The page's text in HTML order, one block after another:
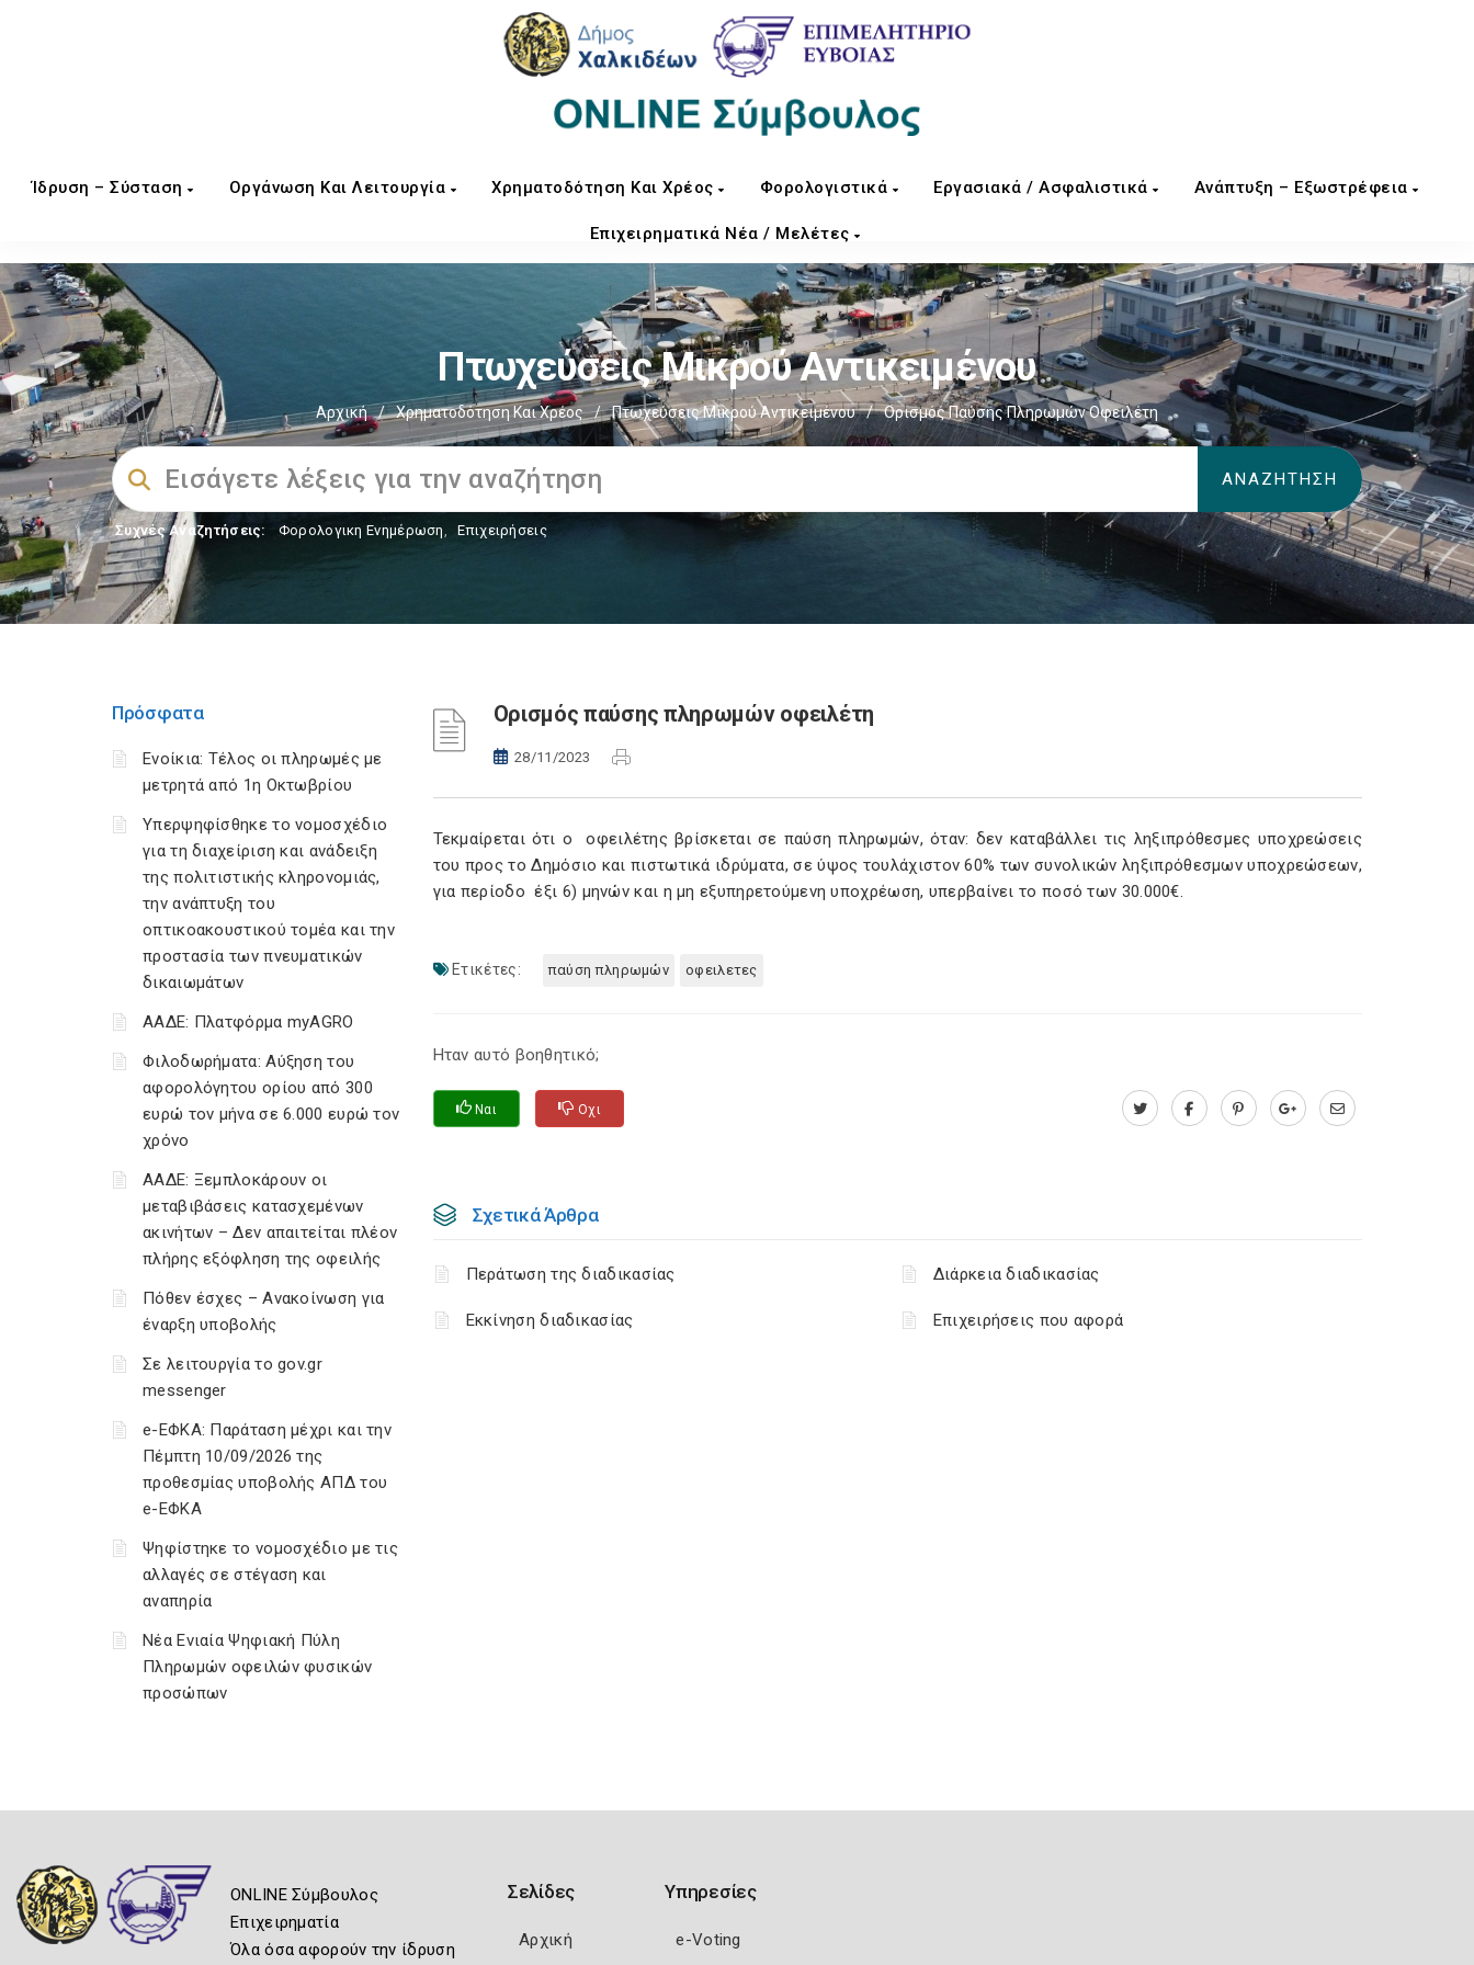
Ίδρυση – Σύσταση Οργάνωση Και Λειτουργία Χρηματοδότηση Και Χρέος Φορολογιστικά Εργασιακά / Ασφαλιστικά Ανάπτυξη – Εξωστρέφεια
Επιχειρηματικά Νέα / Μελέτες
Πτωχεύσεις Μικρού Αντικειμένου
Αρχική / Χρηματοδότηση Και Χρέος / Πτωχεύσεις Μικρού Αντικειμένου / Ορισμός Παύσης Πληρωμών Οφειλέτη
Συχνές Αναζητήσεις: Φορολογικη Ενημέρωση, Επιχειρήσεις
Πρόσφατα
Ενοίκια: Τέλος οι πληρωμές με
μετρητά από 1η Οκτωβρίου
Υπερψηφίσθηκε το νομοσχέδιο
για τη διαχείριση και ανάδειξη
της πολιτιστικής κληρονομιάς,
την ανάπτυξη του
οπτικοακουστικού τομέα και την
προστασία των πνευματικών
δικαιωμάτων
ΑΑΔΕ: Πλατφόρμα myAGRO
Φιλοδωρήματα: Αύξηση του
αφορολόγητου ορίου από 300
ευρώ τον μήνα σε 6.000 ευρώ τον
χρόνο
ΑΑΔΕ: Ξεμπλοκάρουν οι
μεταβιβάσεις κατασχεμένων
ακινήτων – Δεν απαιτείται πλέον
πλήρης εξόφληση της οφειλής
Πόθεν έσχες – Ανακοίνωση για
έναρξη υποβολής
Σε λειτουργία το gov.gr
messenger
e-ΕΦΚΑ: Παράταση μέχρι και την
Πέμπτη 10/09/2026 της
προθεσμίας υποβολής ΑΠΔ του
e-ΕΦΚΑ
Ψηφίστηκε το νομοσχέδιο με τις
αλλαγές σε στέγαση και
αναπηρία
Νέα Ενιαία Ψηφιακή Πύλη
Πληρωμών οφειλών φυσικών
προσώπων
Ορισμός παύσης πληρωμών οφειλέτη
28/11/2023
Τεκμαίρεται ότι ο οφειλέτης βρίσκεται σε παύση πληρωμών, όταν: δεν καταβάλλει τις ληξιπρόθεσμες υποχρεώσεις
του προς το Δημόσιο και πιστωτικά ιδρύματα, σε ύψος τουλάχιστον 60% των συνολικών ληξιπρόθεσμων υποχρεώσεων,
για περίοδο έξι 6) μηνών και η μη εξυπηρετούμενη υποχρέωση, υπερβαίνει το ποσό των 30.000€.
Ετικέτες: παύση πληρωμών οφειλετες
Ηταν αυτό βοηθητικό;
Ναι Οχι
Σχετικά Άρθρα
Περάτωση της διαδικασίας Διάρκεια διαδικασίας
Εκκίνηση διαδικασίας Επιχειρήσεις που αφορά
ONLINE Σύμβουλος
Επιχειρηματία
Όλα όσα αφορούν την ίδρυση
Σελίδες
Αρχική
Υπηρεσίες
e-Voting